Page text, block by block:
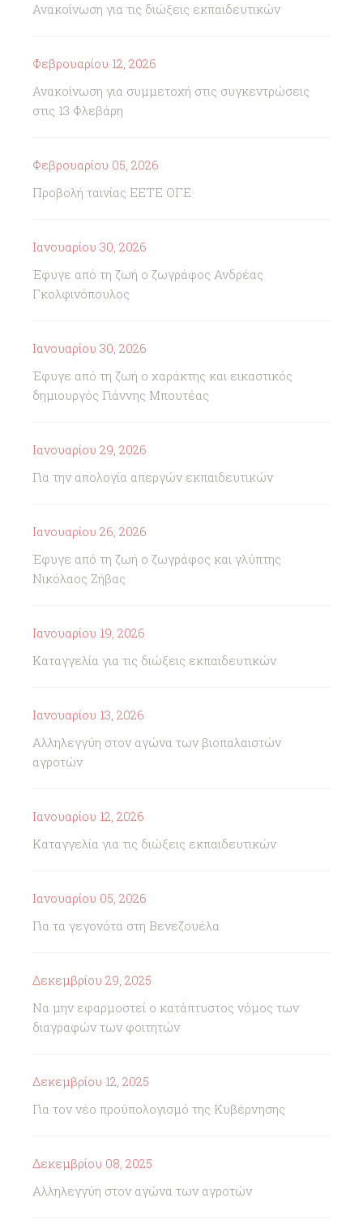
Ανακοίνωση για τις διώξεις εκπαιδευτικών
Φεβρουαρίου 12, 2026
Ανακοίνωση για συμμετοχή στις συγκεντρώσεις
στις 13 Φλεβάρη
Φεβρουαρίου 05, 2026
Προβολή ταινίας ΕΕΤΕ ΟΓΕ
Ιανουαρίου 30, 2026
Έφυγε από τη ζωή ο ζωγράφος Ανδρέας
Γκολφινόπουλος
Ιανουαρίου 30, 2026
Έφυγε από τη ζωή ο χαράκτης και εικαστικός
δημιουργός Γιάννης Μπουτέας
Ιανουαρίου 29, 2026
Για την απολογία απεργών εκπαιδευτικών
Ιανουαρίου 26, 2026
Έφυγε από τη ζωή ο ζωγράφος και γλύπτης
Νικόλαος Ζήβας
Ιανουαρίου 19, 2026
Καταγγελία για τις διώξεις εκπαιδευτικών
Ιανουαρίου 13, 2026
Αλληλεγγύη στον αγώνα των βιοπαλαιστών
αγροτών
Ιανουαρίου 12, 2026
Καταγγελία για τις διώξεις εκπαιδευτικών
Ιανουαρίου 05, 2026
Για τα γεγονότα στη Βενεζουέλα
Δεκεμβρίου 29, 2025
Να μην εφαρμοστεί ο κατάπτυστος νόμος των
διαγραφών των φοιτητών
Δεκεμβρίου 12, 2025
Για τον νέο προϋπολογισμό της Κυβέρνησης
Δεκεμβρίου 08, 2025
Αλληλεγγύη στον αγώνα των αγροτών